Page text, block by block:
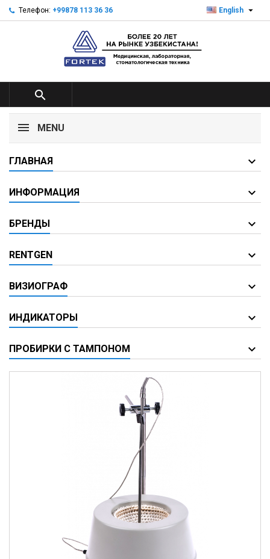
Телефон: +99878 113 36 36 English 

MENU
ГЛАВНАЯ
ИНФОРМАЦИЯ
БРЕНДЫ
RENTGEN
ВИЗИОГРАФ
ИНДИКАТОРЫ
ПРОБИРКИ С ТАМПОНОМ